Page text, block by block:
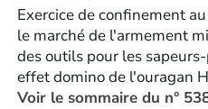
Exercice de confinement
le marché de l'armement
des outils pour les
effet domino de l'ouragan
Voir le sommaire du n°